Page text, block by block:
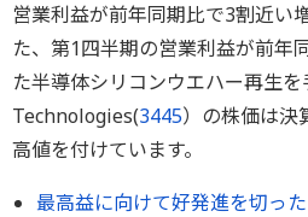
営業利益が前年同期比で3割近い
た、第1四半期の営業利益が前年
た半導体シリコンウエハー再生を
Technologies(3445）の株価は決
高値を付けています。
最高益に向けて好発進を切っ